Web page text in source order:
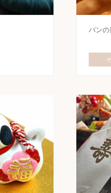
パンの